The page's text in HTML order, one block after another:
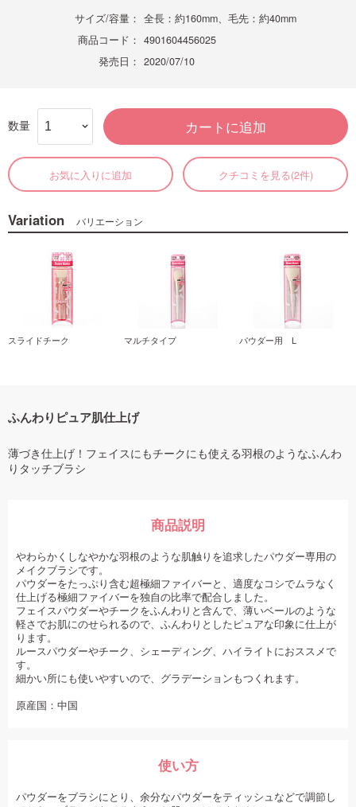
サイズ/容量： 全長：約160mm、毛先：約40mm
商品コード： 4901604456025
発売日： 2020/07/10
数量 カートに追加
お気に入りに追加 クチコミを見る(2件)
Variation バリエーション
スライドチーク マルチタイプ パウダー用 L
ふんわりピュア肌仕上げ
薄づき仕上げ！フェイスにもチークにも使える羽根のようなふんわ
りタッチブラシ
商品説明
やわらかくしなやかな羽根のような肌触りを追求したパウダー専用の
メイクブラシです。
パウダーをたっぷり含む超極細ファイバーと、適度なコシでムラなく
仕上げる極細ファイバーを独自の比率で配合しました。
フェイスパウダーやチークをふんわりと含んで、薄いベールのような
軽さでお肌にのせられるので、ふんわりとしたピュアな印象に仕上が
ります。
ルースパウダーやチーク、シェーディング、ハイライトにおススメで
す。
細かい所にも使いやすいので、グラデーションもつくれます。
原産国：中国
使い方
パウダーをブラシにとり、余分なパウダーをティッシュなどで調節し